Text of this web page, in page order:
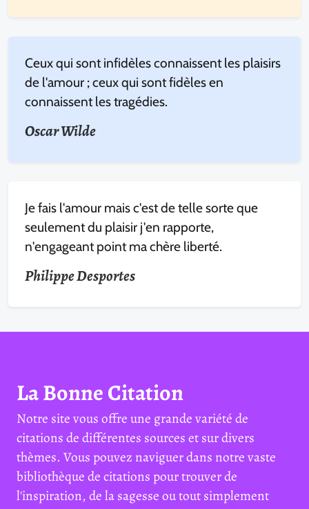
Ceux qui sont infidèles connaissent les plaisirs
de l'amour ; ceux qui sont fidèles en
connaissent les tragédies.
Oscar Wilde
Je fais l'amour mais c'est de telle sorte que
seulement du plaisir j'en rapporte,
n'engageant point ma chère liberté.
Philippe Desportes
La Bonne Citation
Notre site vous offre une grande variété de
citations de différentes sources et sur divers
thèmes. Vous pouvez naviguer dans notre vaste
bibliothèque de citations pour trouver de
l'inspiration, de la sagesse ou tout simplement